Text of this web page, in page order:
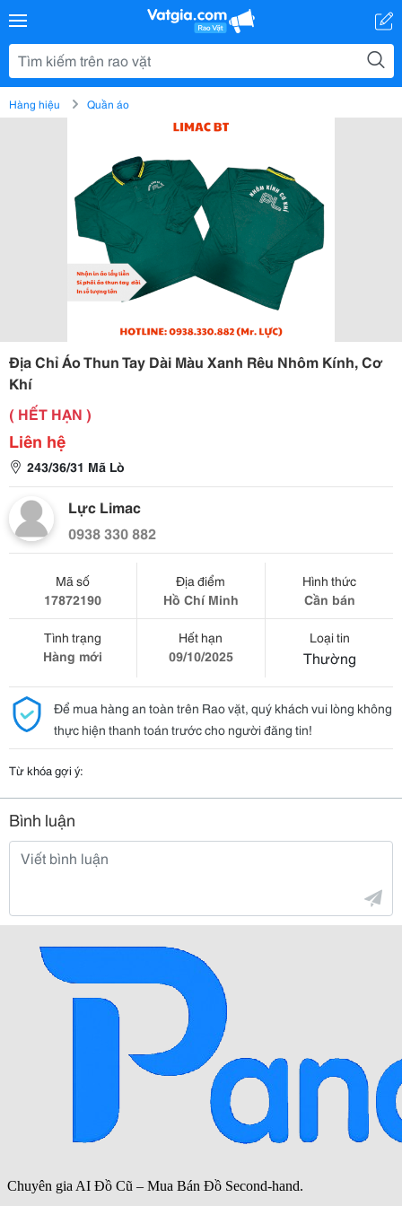
Hàng hiệu Quần áo
Địa Chỉ Áo Thun Tay Dài Màu Xanh Rêu Nhôm Kính, Cơ
Khí
( HẾT HẠN )
Liên hệ
243/36/31 Mã Lò
Lực Limac
0938 330 882
Mã số
17872190
Địa điểm
Hồ Chí Minh
Hình thức
Cần bán
Tình trạng
Hàng mới
Hết hạn
09/10/2025
Loại tin
Thường
Để mua hàng an toàn trên Rao vặt, quý khách vui lòng không
thực hiện thanh toán trước cho người đăng tin!
Từ khóa gợi ý:
Bình luận